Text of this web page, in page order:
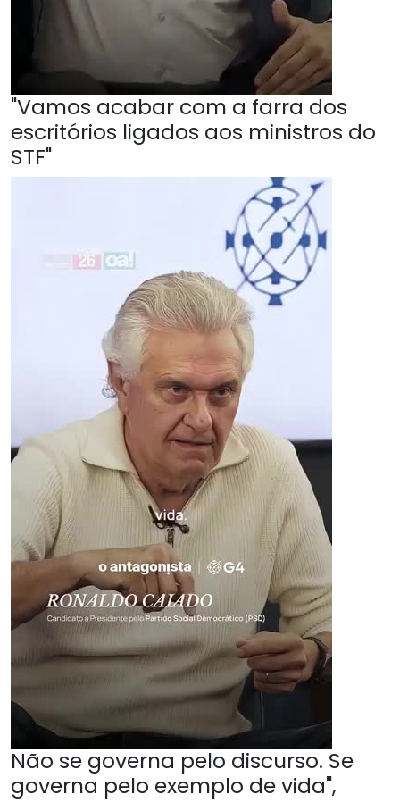
"Vamos acabar com a farra dos
escritórios ligados aos ministros do
STF"
Não se governa pelo discurso. Se
governa pelo exemplo de vida",